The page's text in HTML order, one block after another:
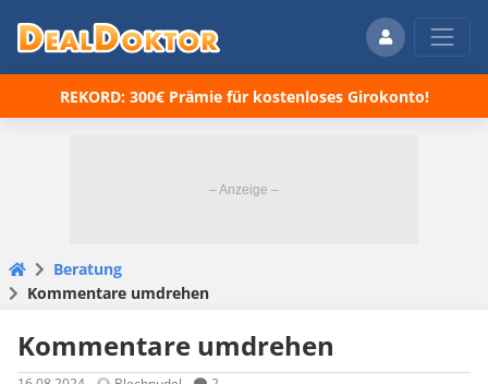
REKORD: 300€ Prämie für kostenloses Girokonto!
Beratung
Kommentare umdrehen
Kommentare umdrehen